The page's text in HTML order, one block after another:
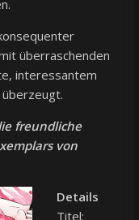
überraschenden
interessantem
freundliche
von
Details
Titel: